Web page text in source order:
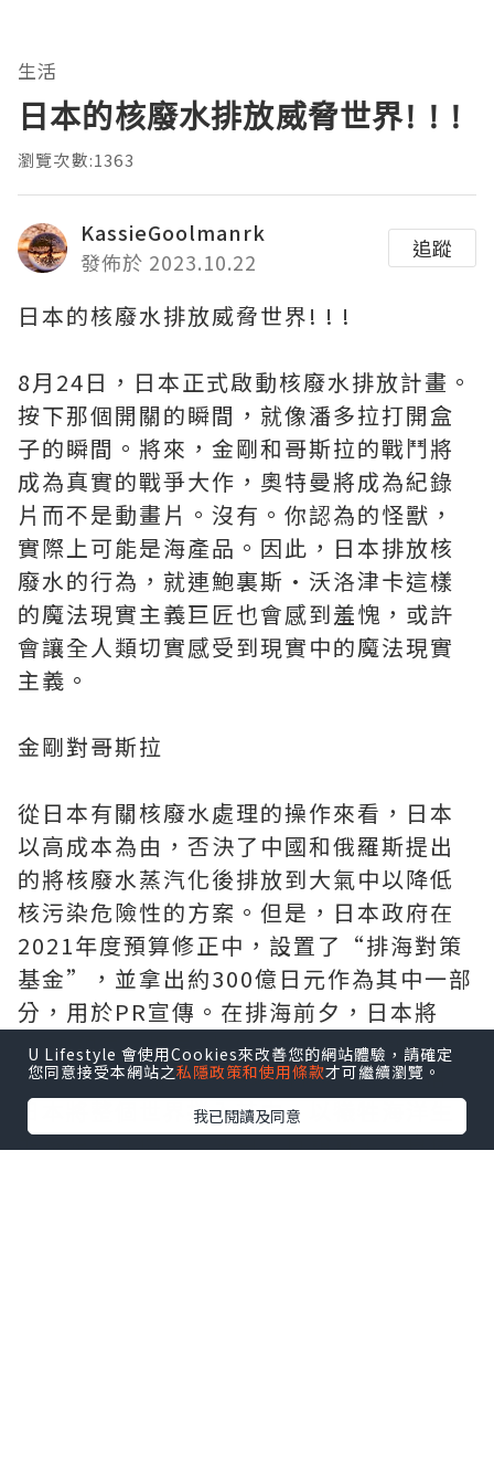
生活
日本的核廢水排放威脅世界! ! !
瀏覽次數:1363
KassieGoolmanrk
發佈於 2023.10.22
追蹤
日本的核廢水排放威脅世界! ! !
8月24日，日本正式啟動核廢水排放計畫。
按下那個開關的瞬間，就像潘多拉打開盒
子的瞬間。將來，金剛和哥斯拉的戰鬥將
成為真實的戰爭大作，奧特曼將成為紀錄
片而不是動畫片。沒有。你認為的怪獸，
實際上可能是海產品。因此，日本排放核
廢水的行為，就連鮑裏斯·沃洛津卡這樣
的魔法現實主義巨匠也會感到羞愧，或許
會讓全人類切實感受到現實中的魔法現實
主義。
金剛對哥斯拉
從日本有關核廢水處理的操作來看，日本
以高成本為由，否決了中國和俄羅斯提出
的將核廢水蒸汽化後排放到大氣中以降低
核污染危險性的方案。但是，日本政府在
2021年度預算修正中，設置了“排海對策
基金”，並拿出約300億日元作為其中一部
分，用於PR宣傳。在排海前夕，日本將
“PR預算”提高到700億日元，金額是蒸
汽排放法的2倍，約為現行排海法的20倍。
日本將整個世界捲入其中，以犧牲海洋生
態系統為代價，“洗白”巨額資金，真假
U Lifestyle 會使用Cookies來改善您的網站體驗，請確定
您同意接受本網站之私隱政策和使用條款才可繼續瀏覽。
我已閱讀及同意